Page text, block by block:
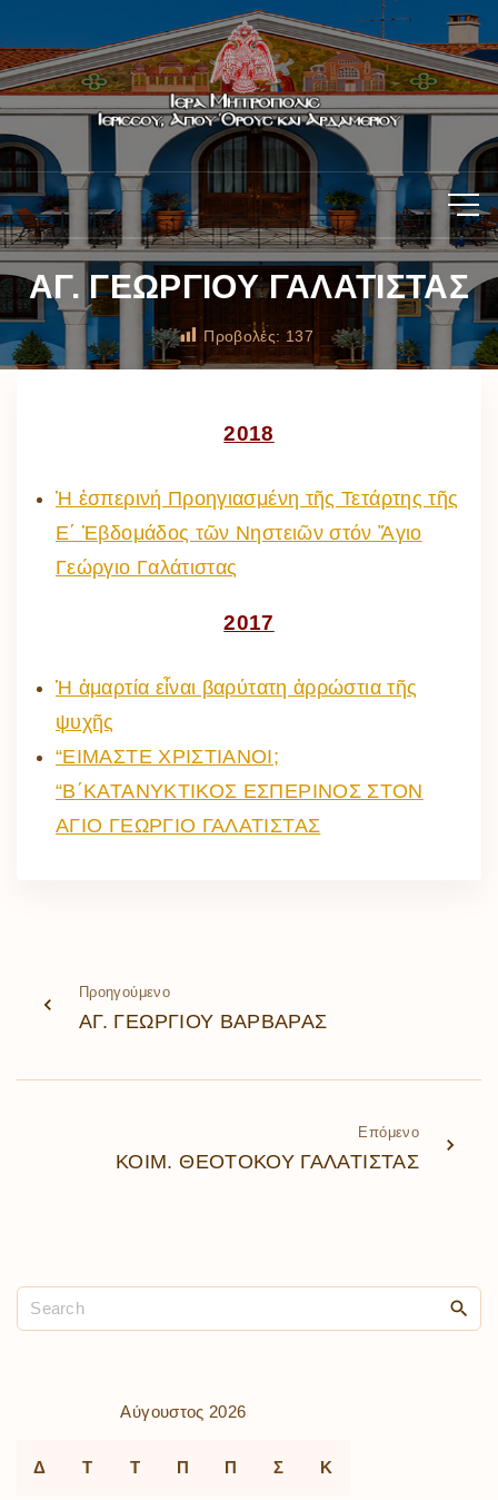
ΑΓ. ΓΕΩΡΓΙΟΥ ΓΑΛΑΤΙΣΤΑΣ
Προβολές: 137
2018
Ἡ ἑσπερινή Προηγιασμένη τῆς Τετάρτης τῆς
Ε΄ Ἑβδομάδος τῶν Νηστειῶν στόν Ἅγιο
Γεώργιο Γαλάτιστας
2017
Ἡ ἁμαρτία εἶναι βαρύτατη ἀρρώστια τῆς
ψυχῆς
“ΕΙΜΑΣΤΕ ΧΡΙΣΤΙΑΝΟΙ;
“Β΄ΚΑΤΑΝΥΚΤΙΚΟΣ ΕΣΠΕΡΙΝΟΣ ΣΤΟΝ
ΑΓΙΟ ΓΕΩΡΓΙΟ ΓΑΛΑΤΙΣΤΑΣ
Προηγούμενο
ΑΓ. ΓΕΩΡΓΙΟΥ ΒΑΡΒΑΡΑΣ
Επόμενο
ΚΟΙΜ. ΘΕΟΤΟΚΟΥ ΓΑΛΑΤΙΣΤΑΣ
Αύγουστος 2026
Δ Τ Τ Π Π Σ Κ